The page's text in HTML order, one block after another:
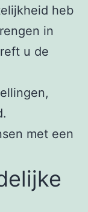
heb
in
u de
met een